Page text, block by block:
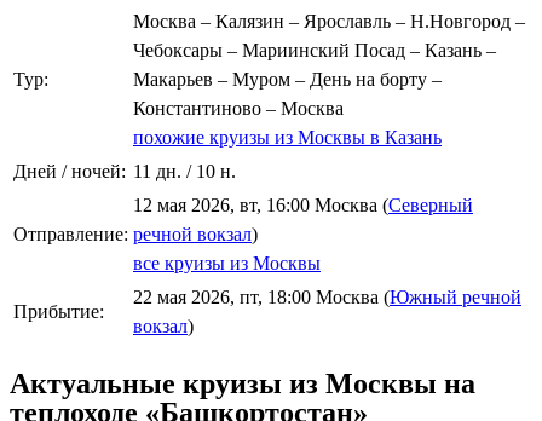
Тур:
Москва – Калязин – Ярославль – Н.Новгород –
Чебоксары – Мариинский Посад – Казань –
Макарьев – Муром – День на борту –
Константиново – Москва
похожие круизы из Москвы в Казань
Дней / ночей: 11 дн. / 10 н.
Отправление:
12 мая 2026, вт, 16:00 Москва (Северный
речной вокзал)
все круизы из Москвы
Прибытие:
22 мая 2026, пт, 18:00 Москва (Южный речной
вокзал)
Актуальные круизы из Москвы на
теплоходе «Башкортостан»